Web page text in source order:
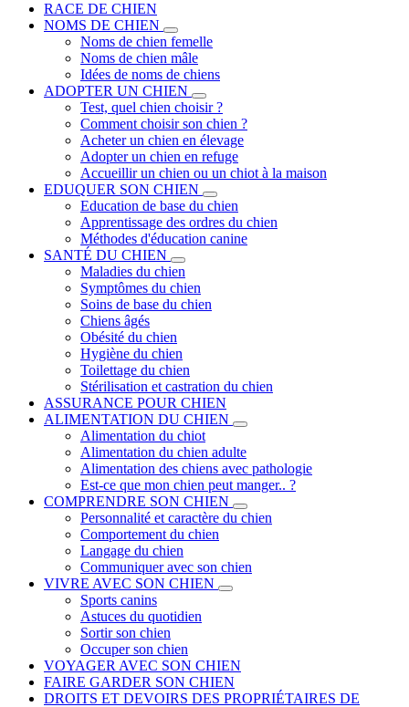
RACE DE CHIEN
NOMS DE CHIEN
Noms de chien femelle
Noms de chien mâle
Idées de noms de chiens
ADOPTER UN CHIEN
Test, quel chien choisir ?
Comment choisir son chien ?
Acheter un chien en élevage
Adopter un chien en refuge
Accueillir un chien ou un chiot à la maison
EDUQUER SON CHIEN
Education de base du chien
Apprentissage des ordres du chien
Méthodes d'éducation canine
SANTÉ DU CHIEN
Maladies du chien
Symptômes du chien
Soins de base du chien
Chiens âgés
Obésité du chien
Hygiène du chien
Toilettage du chien
Stérilisation et castration du chien
ASSURANCE POUR CHIEN
ALIMENTATION DU CHIEN
Alimentation du chiot
Alimentation du chien adulte
Alimentation des chiens avec pathologie
Est-ce que mon chien peut manger.. ?
COMPRENDRE SON CHIEN
Personnalité et caractère du chien
Comportement du chien
Langage du chien
Communiquer avec son chien
VIVRE AVEC SON CHIEN
Sports canins
Astuces du quotidien
Sortir son chien
Occuper son chien
VOYAGER AVEC SON CHIEN
FAIRE GARDER SON CHIEN
DROITS ET DEVOIRS DES PROPRIÉTAIRES DE